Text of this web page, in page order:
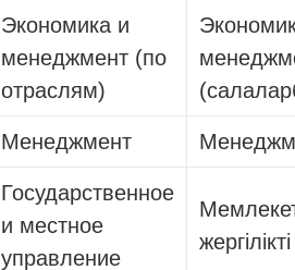
Экономика и
менеджмент (по
отраслям)
Менеджмент
Государственное
и местное
управление